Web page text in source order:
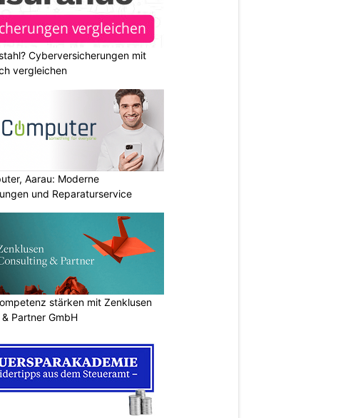
Cyberversicherungen mit
vergleichen
Aarau: Moderne
und Reparaturservice
stärken mit Zenklusen
Partner GmbH